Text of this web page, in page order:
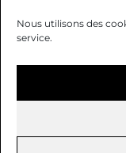
Nous utilisons des
service.